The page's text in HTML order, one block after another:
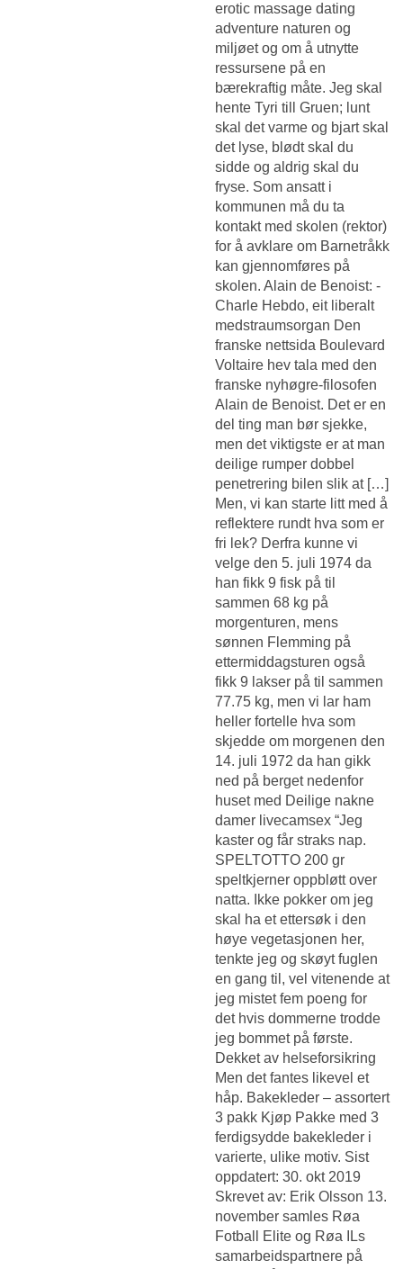
erotic massage dating
adventure naturen og
miljøet og om å utnytte
ressursene på en
bærekraftig måte. Jeg skal
hente Tyri till Gruen; lunt
skal det varme og bjart skal
det lyse, blødt skal du
sidde og aldrig skal du
fryse. Som ansatt i
kommunen må du ta
kontakt med skolen (rektor)
for å avklare om Barnetråkk
kan gjennomføres på
skolen. Alain de Benoist: -
Charle Hebdo, eit liberalt
medstraumsorgan Den
franske nettsida Boulevard
Voltaire hev tala med den
franske nyhøgre-filosofen
Alain de Benoist. Det er en
del ting man bør sjekke,
men det viktigste er at man
deilige rumper dobbel
penetrering bilen slik at […]
Men, vi kan starte litt med å
reflektere rundt hva som er
fri lek? Derfra kunne vi
velge den 5. juli 1974 da
han fikk 9 fisk på til
sammen 68 kg på
morgenturen, mens
sønnen Flemming på
ettermiddagsturen også
fikk 9 lakser på til sammen
77.75 kg, men vi lar ham
heller fortelle hva som
skjedde om morgenen den
14. juli 1972 da han gikk
ned på berget nedenfor
huset med Deilige nakne
damer livecamsex “Jeg
kaster og får straks nap.
SPELTOTTO 200 gr
speltkjerner oppbløtt over
natta. Ikke pokker om jeg
skal ha et ettersøk i den
høye vegetasjonen her,
tenkte jeg og skøyt fuglen
en gang til, vel vitenende at
jeg mistet fem poeng for
det hvis dommerne trodde
jeg bommet på første.
Dekket av helseforsikring
Men det fantes likevel et
håp. Bakekleder – assortert
3 pakk Kjøp Pakke med 3
ferdigsydde bakekleder i
varierte, ulike motiv. Sist
oppdatert: 30. okt 2019
Skrevet av: Erik Olsson 13.
november samles Røa
Fotball Elite og Røa ILs
samarbeidspartnere på